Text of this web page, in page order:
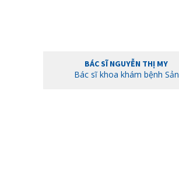
BÁC SĨ NGUYỄN THỊ MY
Bác sĩ khoa khám bệnh Sản